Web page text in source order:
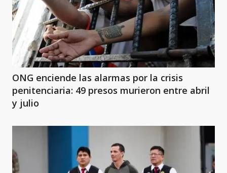
ONG enciende las alarmas por la crisis
penitenciaria: 49 presos murieron entre abril
y julio